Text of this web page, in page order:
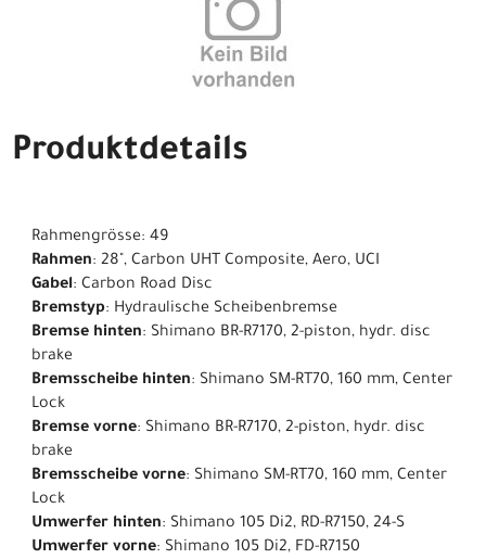
Produktdetails
Rahmengrösse: 49
Rahmen: 28", Carbon UHT Composite, Aero, UCI
Gabel: Carbon Road Disc
Bremstyp: Hydraulische Scheibenbremse
Bremse hinten: Shimano BR-R7170, 2-piston, hydr. disc
brake
Bremsscheibe hinten: Shimano SM-RT70, 160 mm, Center
Lock
Bremse vorne: Shimano BR-R7170, 2-piston, hydr. disc
brake
Bremsscheibe vorne: Shimano SM-RT70, 160 mm, Center
Lock
Umwerfer hinten: Shimano 105 Di2, RD-R7150, 24-S
Umwerfer vorne: Shimano 105 Di2, FD-R7150